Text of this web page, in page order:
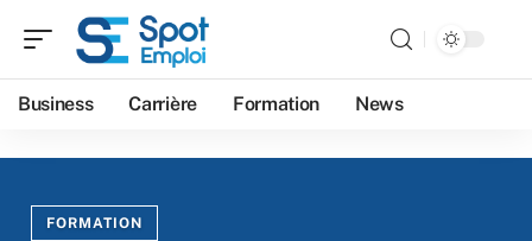
Business Carrière Formation News
FORMATION